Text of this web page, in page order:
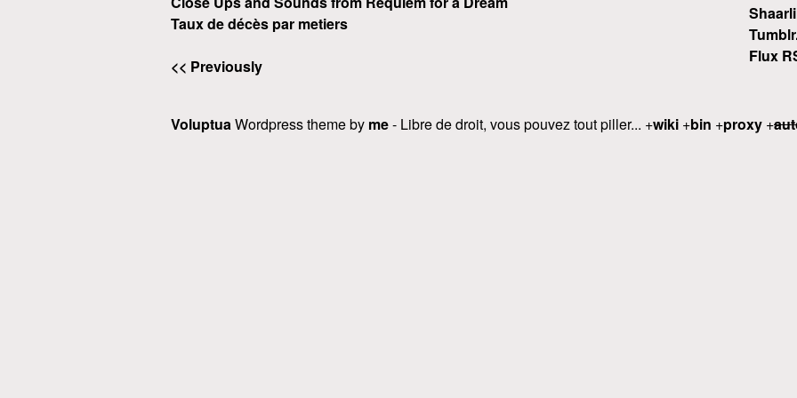
Shaarli
Flux
Taux de décès par metiers
<< Previously
VoluptuaWordpress theme by me- Libre de droit, vous pouvez tout piller... +wiki +bin +proxy +